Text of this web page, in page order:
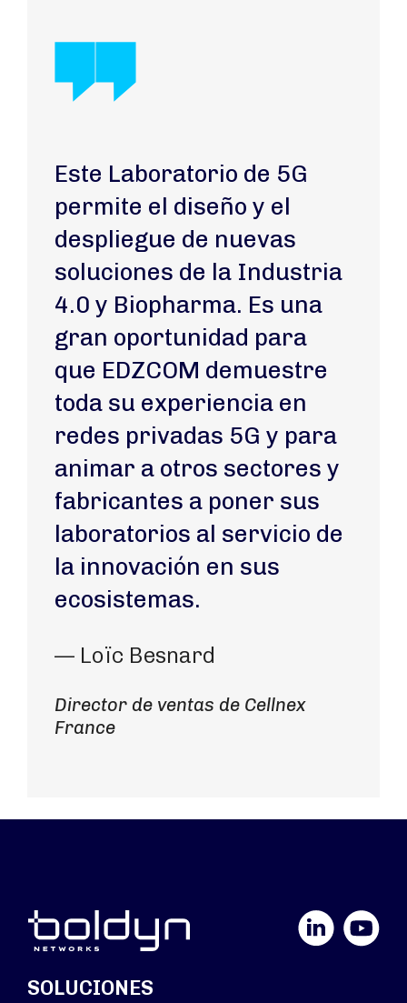
Este Laboratorio de 5G
permite el diseño y el
despliegue de nuevas
soluciones de la Industria
4.0 y Biopharma. Es una
gran oportunidad para
que EDZCOM demuestre
toda su experiencia en
redes privadas 5G y para
animar a otros sectores y
fabricantes a poner sus
laboratorios al servicio de
la innovación en sus
ecosistemas.
— Loïc Besnard
Director de ventas de Cellnex
France
YouTube
SOLUCIONES